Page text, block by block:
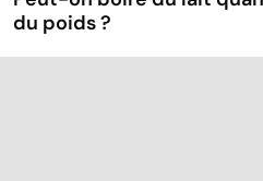
du poids ?